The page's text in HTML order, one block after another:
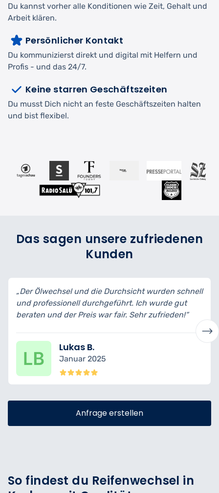
Du kannst vorher alle Konditionen wie Zeit, Gehalt und
Arbeit klären.
Persönlicher Kontakt
Du kommunizierst direkt und digital mit Helfern und
Profis - und das 24/7.
Keine starren Geschäftszeiten
Du musst Dich nicht an feste Geschäftszeiten halten
und bist flexibel.
Das sagen unsere zufriedenen
Kunden
„Der Ölwechsel und die Durchsicht wurden schnell
und professionell durchgeführt. Ich wurde gut
beraten und der Preis war fair. Sehr zufrieden!“
Lukas B.
Januar 2025
Anfrage erstellen
So findest du Reifenwechsel in